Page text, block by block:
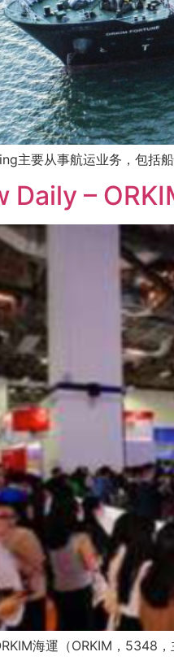
主要从事航运业务，包括
Daily –
海運（ORKIM，5348